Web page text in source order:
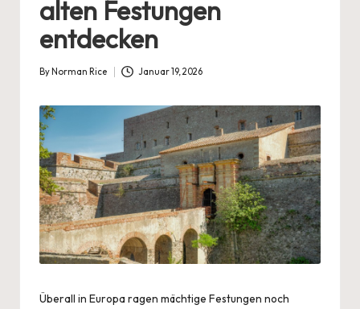
alten Festungen
entdecken
Posted
By Norman Rice Januar 19, 2026
Überall in Europa ragen mächtige Festungen noch